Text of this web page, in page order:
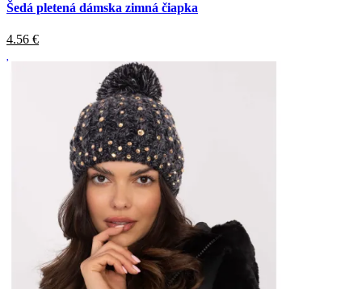
Šedá pletená dámska zimná čiapka
4.56 €